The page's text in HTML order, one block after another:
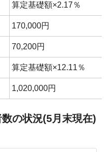
算定基礎額×2.17％
170,000円
70,200円
算定基礎額×12.11％
1,020,000円
の状況(5月末現在)